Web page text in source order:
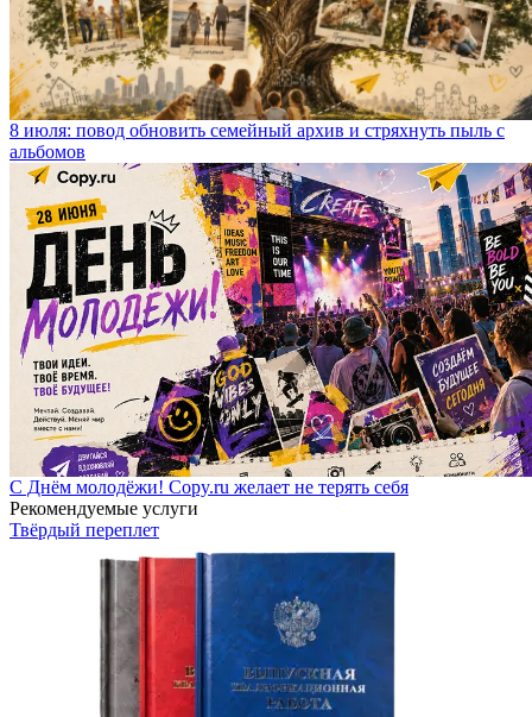
8 июля: повод обновить семейный архив и стряхнуть пыль с
альбомов
С Днём молодёжи! Copy.ru желает не терять себя
Рекомендуемые услуги
Твёрдый переплет